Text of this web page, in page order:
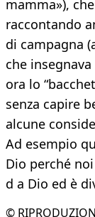
mamma»),
raccontando
di campagna
che
ora lo
senza capire
alcune
Ad esempio
Dio perché
d a Dio ed è
©